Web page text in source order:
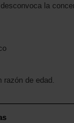
la
razón de edad.